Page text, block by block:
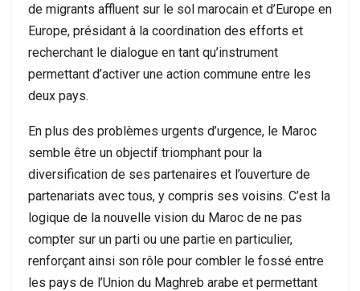
de migrants affluent sur le sol marocain et d’Europe en
Europe, présidant à la coordination des efforts et
recherchant le dialogue en tant qu’instrument
permettant d’activer une action commune entre les
deux pays.
En plus des problèmes urgents d’urgence, le Maroc
semble être un objectif triomphant pour la
diversification de ses partenaires et l’ouverture de
partenariats avec tous, y compris ses voisins. C’est la
logique de la nouvelle vision du Maroc de ne pas
compter sur un parti ou une partie en particulier,
renforçant ainsi son rôle pour combler le fossé entre
les pays de l’Union du Maghreb arabe et permettant